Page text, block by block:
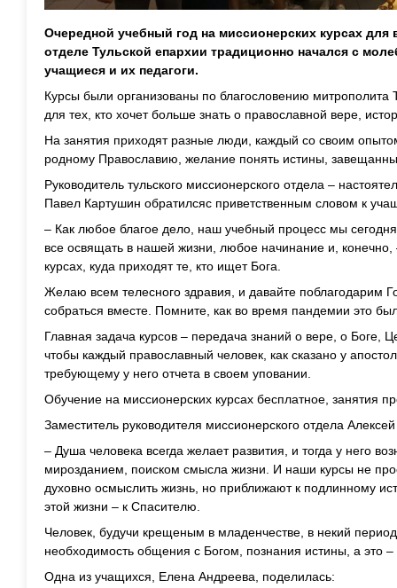
Очередной учебный год на миссионерских курсах
отделе Тульской епархии традиционно начался с
учащиеся и их педагоги.
Курсы были организованы по благословению митрополита
для тех, кто хочет больше знать о православной вере,
На занятия приходят разные люди, каждый со своим
родному Православию, желание понять истины,
Руководитель тульского миссионерского отдела –
Павел Картушин обратилсяс приветственным словом к
– Как любое благое дело, наш учебный процесс мы
все освящать в нашей жизни, любое начинание и,
курсах, куда приходят те, кто ищет Бога.
Желаю всем телесного здравия, и давайте поблагодарим
собраться вместе. Помните, как во время пандемии это
Главная задача курсов – передача знаний о вере, о Боге,
чтобы каждый православный человек, как сказано у
требующему у него отчета в своем уповании.
Обучение на миссионерских курсах бесплатное, занятия
Заместитель руководителя миссионерского отдела
– Душа человека всегда желает развития, и тогда у него
мирозданием, поиском смысла жизни. И наши курсы не
духовно осмыслить жизнь, но приближают к подлинному
этой жизни – к Спасителю.
Человек, будучи крещеным в младенчестве, в некий
необходимость общения с Богом, познания истины, а это –
Одна из учащихся, Елена Андреева, поделилась: